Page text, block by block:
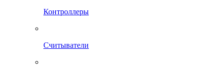
Контроллеры
Считыватели